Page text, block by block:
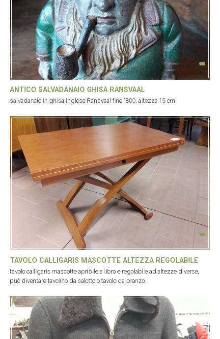
ANTICO SALVADANAIO GHISA RANSVAAL
salvadanaio in ghisa inglese Ransvaal fine '800. altezza 15 cm.
TAVOLO CALLIGARIS MASCOTTE ALTEZZA REGOLABILE
tavolo calligaris mascotte apribile a libro e regolabile ad altezze diverse,
può diventare tavolino da salotto o tavolo da pranzo.